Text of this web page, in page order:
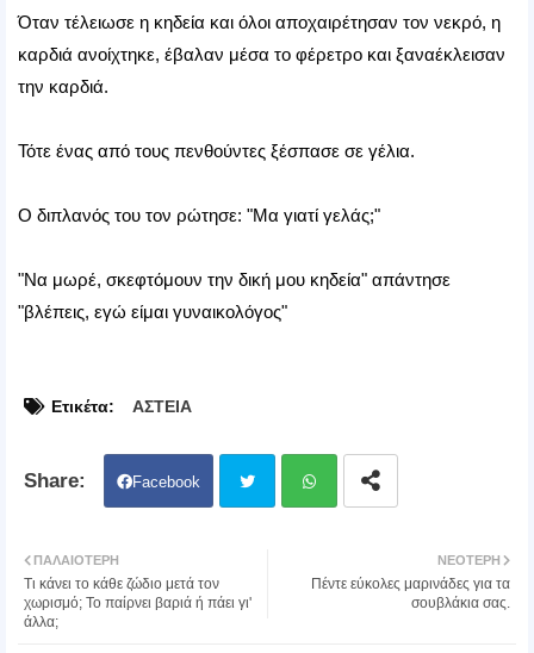
Όταν τέλειωσε η κηδεία και όλοι αποχαιρέτησαν τον νεκρό, η
καρδιά ανοίχτηκε, έβαλαν μέσα το φέρετρο και ξαναέκλεισαν
την καρδιά.
Τότε ένας από τους πενθούντες ξέσπασε σε γέλια.
Ο διπλανός του τον ρώτησε: "Μα γιατί γελάς;"
"Να μωρέ, σκεφτόμουν την δική μου κηδεία" απάντησε
"βλέπεις, εγώ είμαι γυναικολόγος"
Ετικέτα: ΑΣΤΕΙΑ
Facebook
atsa
ΝΕΌΤΕΡΗ
Πέντε εύκολες μαρινάδες για τα
σουβλάκια σας.
ΠΑΛΑΙΌΤΕΡΗ
Τι κάνει το κάθε ζώδιο μετά τον
χωρισμό; Το παίρνει βαριά ή πάει γι'
άλλα;